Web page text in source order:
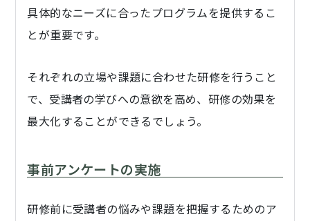
具体的なニーズに合ったプログラムを提供するこ
とが重要です。
それぞれの立場や課題に合わせた研修を行うこと
で、受講者の学びへの意欲を高め、研修の効果を
最大化することができるでしょう。
事前アンケートの実施
研修前に受講者の悩みや課題を把握するためのア